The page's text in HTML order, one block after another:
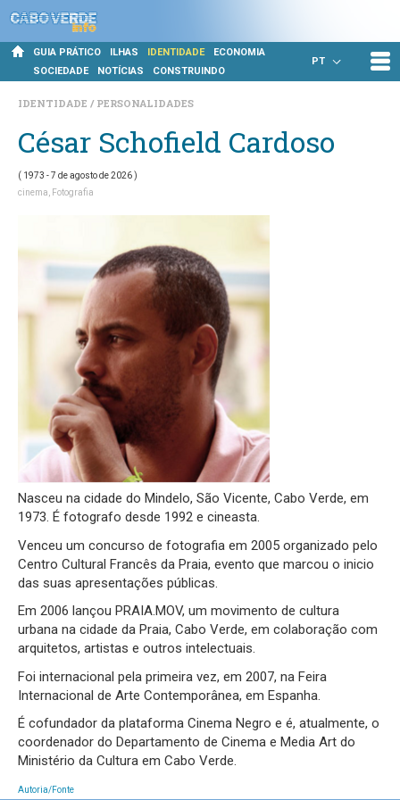
GUIA PRÁTICO ILHAS IDENTIDADE
ECONOMIA
SOCIEDADE
NOTÍCIAS CONSTRUINDO
PT
IDENTIDADE PERSONALIDADES
César Schofield Cardoso
( 1973 - 7 de agosto de 2026 )
cinema
Fotografia
Nasceu na cidade do Mindelo, São Vicente, Cabo Verde, em
1973. É fotografo desde 1992 e cineasta.
Venceu um concurso de fotografia em 2005 organizado pelo
Centro Cultural Francês da Praia, evento que marcou o inicio
das suas apresentações públicas.
Em 2006 lançou PRAIA.MOV, um movimento de cultura
urbana na cidade da Praia, Cabo Verde, em colaboração com
arquitetos, artistas e outros intelectuais.
Foi internacional pela primeira vez, em 2007, na Feira
Internacional de Arte Contemporânea, em Espanha.
É cofundador da plataforma Cinema Negro e é, atualmente, o
coordenador do Departamento de Cinema e Media Art do
Ministério da Cultura em Cabo Verde.
Autoria/Fonte